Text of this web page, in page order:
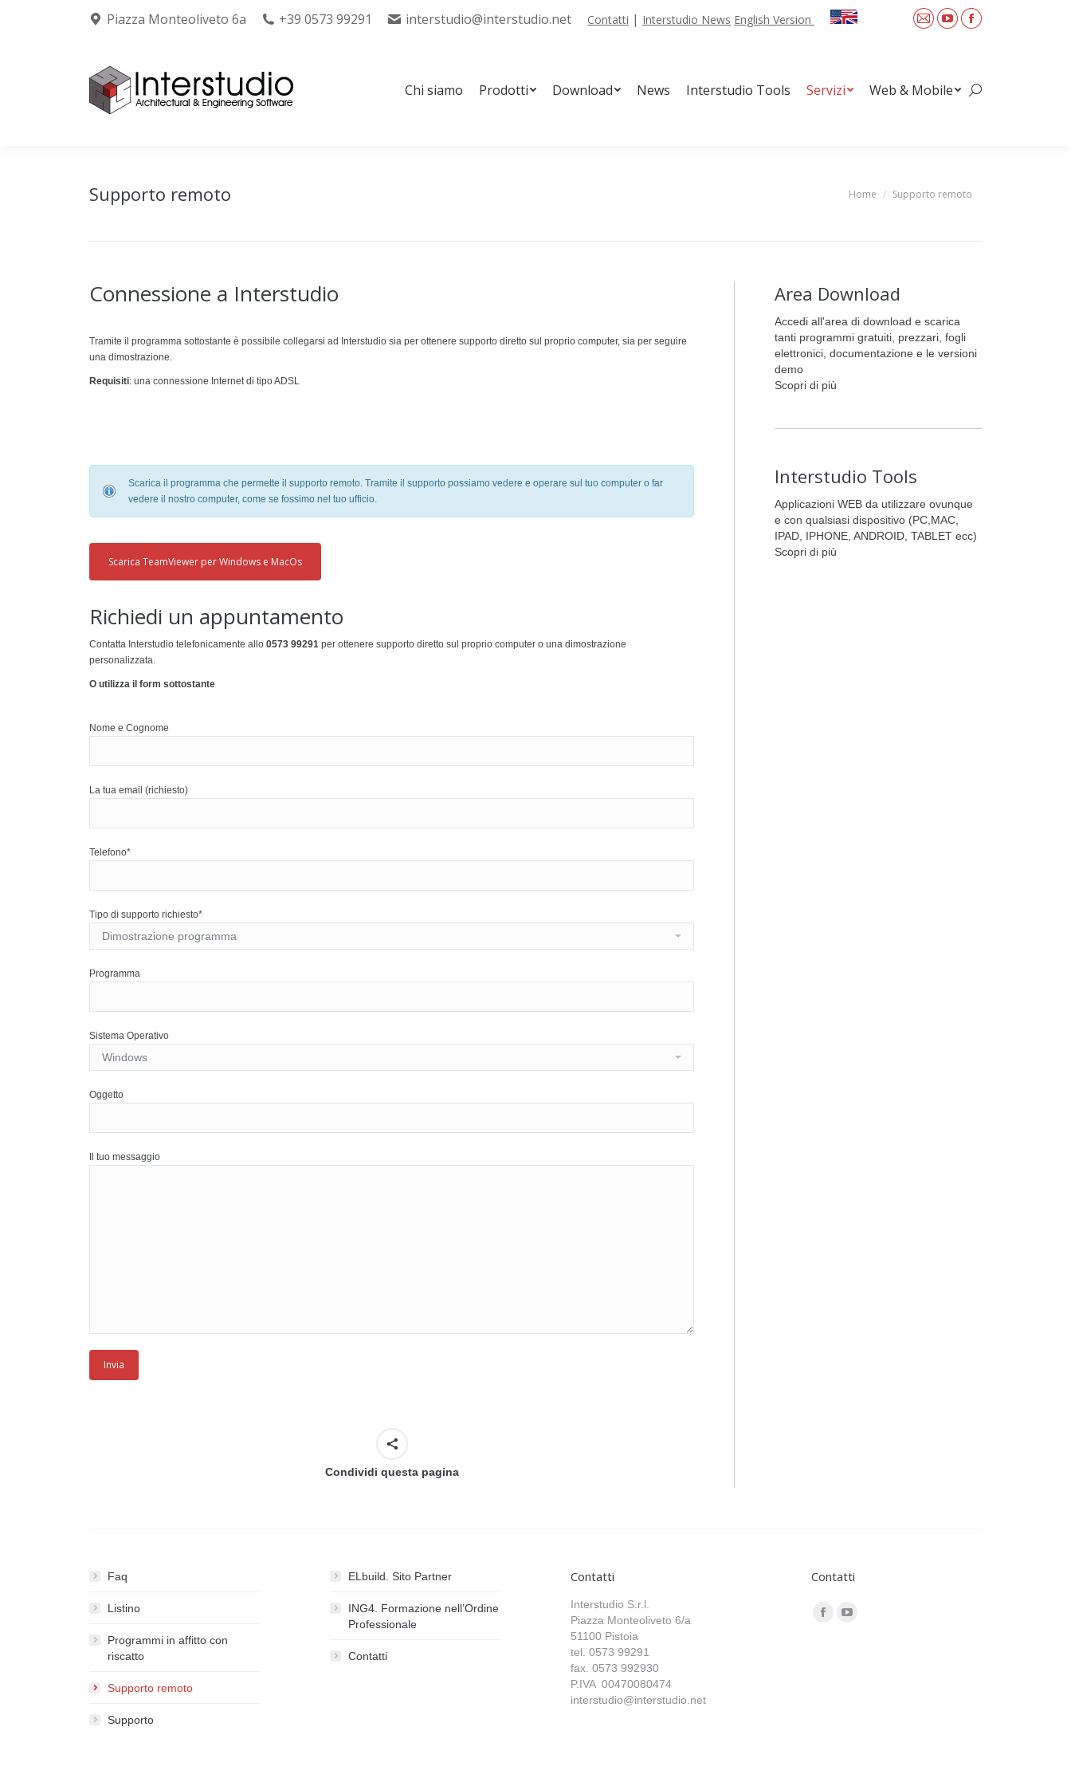
Piazza Monteoliveto 6a +39 0573 99291 interstudio@interstudio.net Contatti | Interstudio News English Version
Mail YouTubeFacebook
Chi siamo Prodotti Download News Interstudio Tools Servizi Web & Mobile Search:
Supporto remoto You are here:
Home Supporto remoto
Connessione a Interstudio
Tramite il programma sottostante è possibile collegarsi ad Interstudio sia per ottenere supporto diretto sul proprio computer, sia per seguire
una dimostrazione.
Requisiti: una connessione Internet di tipo ADSL
Scarica il programma che permette il supporto remoto. Tramite il supporto possiamo vedere e operare sul tuo computer o far
vedere il nostro computer, come se fossimo nel tuo ufficio.
Scarica TeamViewer per Windows e MacOs
Richiedi un appuntamento
Contatta Interstudio telefonicamente allo 0573 99291 per ottenere supporto diretto sul proprio computer o una dimostrazione
personalizzata.
O utilizza il form sottostante
Nome e Cognome
La tua email (richiesto)
Telefono*
Tipo di supporto richiesto*
Programma
Sistema Operativo
Oggetto
Il tuo messaggio
Condividi questa pagina
Area Download
Accedi all'area di download e scarica
tanti programmi gratuiti, prezzari, fogli
elettronici, documentazione e le versioni
demo
Scopri di più
Interstudio Tools
Applicazioni WEB da utilizzare ovunque
e con qualsiasi dispositivo (PC,MAC,
IPAD, IPHONE, ANDROID, TABLET ecc)
Scopri di più
Faq
Listino
Programmi in affitto con
riscatto
Supporto remoto
Supporto
ELbuild. Sito Partner
ING4. Formazione nell’Ordine
Professionale
Contatti
Contatti
Interstudio S.r.l.
Piazza Monteoliveto 6/a
51100 Pistoia
tel. 0573 99291
fax. 0573 992930
P.IVA 00470080474
interstudio@interstudio.net
Contatti
Find us on: